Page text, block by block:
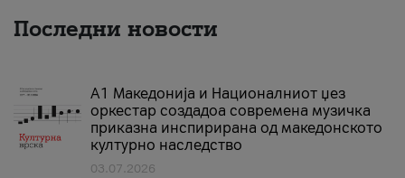
Последни новости
А1 Македонија и Националниот џез
оркестар создадоа современа музичка
приказна инспирирана од македонското
културно наследство
03.07.2026